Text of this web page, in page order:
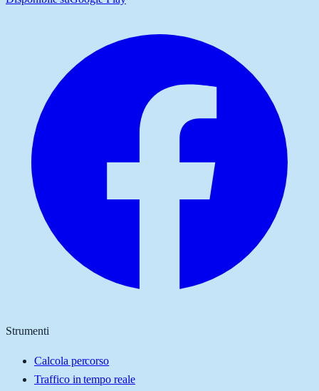
Strumenti
Calcola percorso
Traffico in tempo reale